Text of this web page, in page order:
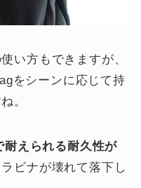
い方もできますが、
をシーンに応じて持
。
耐えられる耐久性が
ビナが壊れて落下し